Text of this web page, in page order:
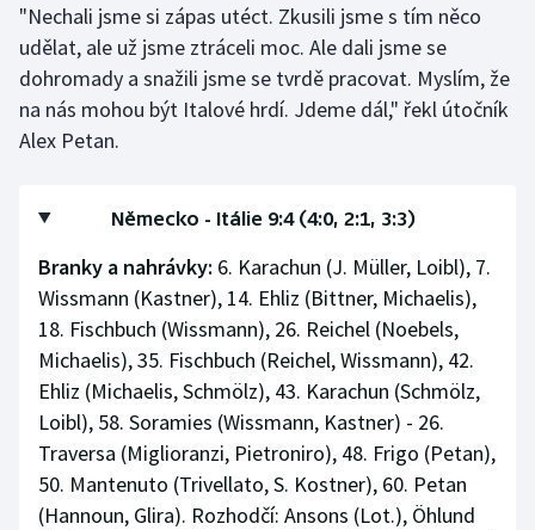
"Nechali jsme si zápas utéct. Zkusili jsme s tím něco
udělat, ale už jsme ztráceli moc. Ale dali jsme se
dohromady a snažili jsme se tvrdě pracovat. Myslím, že
na nás mohou být Italové hrdí. Jdeme dál," řekl útočník
Alex Petan.
Německo - Itálie 9:4 (4:0, 2:1, 3:3)
Branky a nahrávky: 6. Karachun (J. Müller, Loibl), 7.
Wissmann (Kastner), 14. Ehliz (Bittner, Michaelis),
18. Fischbuch (Wissmann), 26. Reichel (Noebels,
Michaelis), 35. Fischbuch (Reichel, Wissmann), 42.
Ehliz (Michaelis, Schmölz), 43. Karachun (Schmölz,
Loibl), 58. Soramies (Wissmann, Kastner) - 26.
Traversa (Miglioranzi, Pietroniro), 48. Frigo (Petan),
50. Mantenuto (Trivellato, S. Kostner), 60. Petan
(Hannoun, Glira). Rozhodčí: Ansons (Lot.), Öhlund